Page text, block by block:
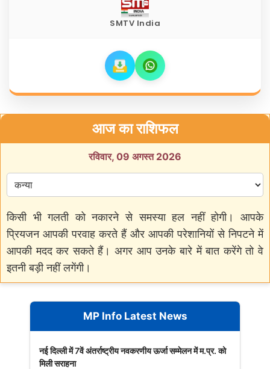
SMTV India
आज का राशिफल
रविवार, 09 अगस्त 2026
किसी भी गलती को नकारने से समस्या हल नहीं होगी। आपके
प्रियजन आपकी परवाह करते हैं और आपकी परेशानियों से निपटने में
आपकी मदद कर सकते हैं। अगर आप उनके बारे में बात करेंगे तो वे
इतनी बड़ी नहीं लगेंगी।
MP Info Latest News
नई दिल्ली में 7वें अंतर्राष्ट्रीय नवकरणीय ऊर्जा सम्मेलन में म.प्र. को
मिली सराहना